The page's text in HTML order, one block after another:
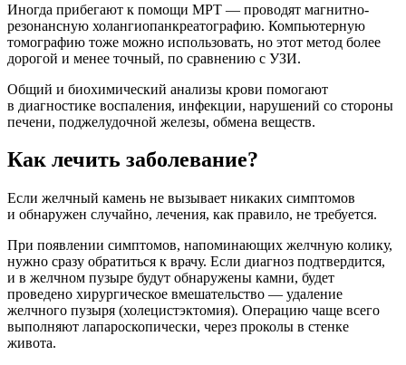
Иногда прибегают к помощи МРТ — проводят магнитно-
резонансную холангиопанкреатографию. Компьютерную
томографию тоже можно использовать, но этот метод более
дорогой и менее точный, по сравнению с УЗИ.
Общий и биохимический анализы крови помогают
в диагностике воспаления, инфекции, нарушений со стороны
печени, поджелудочной железы, обмена веществ.
Как лечить заболевание?
Если желчный камень не вызывает никаких симптомов
и обнаружен случайно, лечения, как правило, не требуется.
При появлении симптомов, напоминающих желчную колику,
нужно сразу обратиться к врачу. Если диагноз подтвердится,
и в желчном пузыре будут обнаружены камни, будет
проведено хирургическое вмешательство — удаление
желчного пузыря (холецистэктомия). Операцию чаще всего
выполняют лапароскопически, через проколы в стенке
живота.